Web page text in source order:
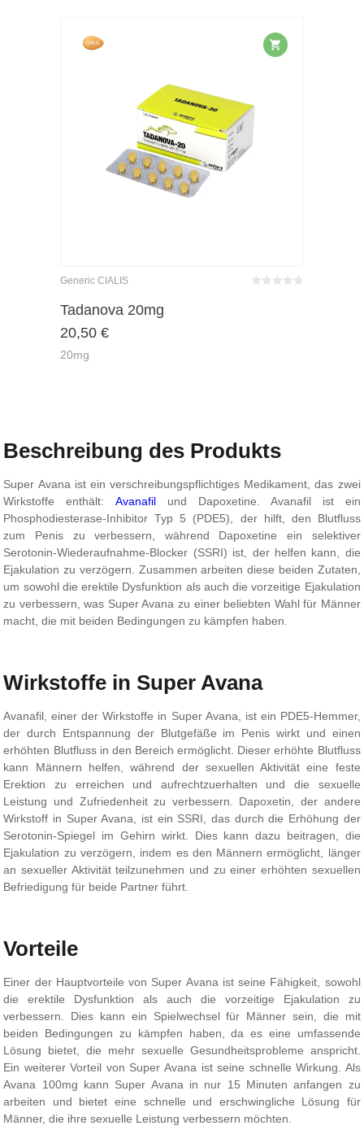
Generic CIALIS
Tadanova 20mg
20,50 €
20mg
Beschreibung des Produkts
Super Avana ist ein verschreibungspflichtiges Medikament, das zwei
Wirkstoffe enthält: Avanafilund Dapoxetine. Avanafil ist ein
Phosphodiesterase-Inhibitor Typ 5 (PDE5), der hilft, den Blutfluss
zum Penis zu verbessern, während Dapoxetine ein selektiver
Serotonin-Wiederaufnahme-Blocker (SSRI) ist, der helfen kann, die
Ejakulation zu verzögern. Zusammen arbeiten diese beiden Zutaten,
um sowohl die erektile Dysfunktion als auch die vorzeitige Ejakulation
zu verbessern, was Super Avana zu einer beliebten Wahl für Männer
macht, die mit beiden Bedingungen zu kämpfen haben.
Wirkstoffe in Super Avana
Avanafil, einer der Wirkstoffe in Super Avana, ist ein PDE5-Hemmer,
der durch Entspannung der Blutgefäße im Penis wirkt und einen
erhöhten Blutfluss in den Bereich ermöglicht. Dieser erhöhte Blutfluss
kann Männern helfen, während der sexuellen Aktivität eine feste
Erektion zu erreichen und aufrechtzuerhalten und die sexuelle
Leistung und Zufriedenheit zu verbessern. Dapoxetin, der andere
Wirkstoff in Super Avana, ist ein SSRI, das durch die Erhöhung der
Serotonin-Spiegel im Gehirn wirkt. Dies kann dazu beitragen, die
Ejakulation zu verzögern, indem es den Männern ermöglicht, länger
an sexueller Aktivität teilzunehmen und zu einer erhöhten sexuellen
Befriedigung für beide Partner führt.
Vorteile
Einer der Hauptvorteile von Super Avana ist seine Fähigkeit, sowohl
die erektile Dysfunktion als auch die vorzeitige Ejakulation zu
verbessern. Dies kann ein Spielwechsel für Männer sein, die mit
beiden Bedingungen zu kämpfen haben, da es eine umfassende
Lösung bietet, die mehr sexuelle Gesundheitsprobleme anspricht.
Ein weiterer Vorteil von Super Avana ist seine schnelle Wirkung. Als
Avana 100mg kann Super Avana in nur 15 Minuten anfangen zu
arbeiten und bietet eine schnelle und erschwingliche Lösung für
Männer, die ihre sexuelle Leistung verbessern möchten.